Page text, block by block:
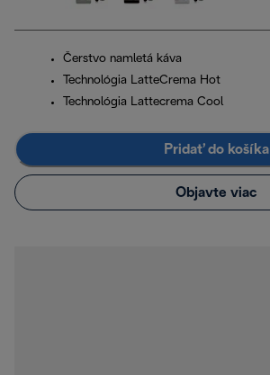
Čerstvo namletá káva
Technológia LatteCrema Hot
Technológia Lattecrema Cool
Pridať do košíka
Objavte viac